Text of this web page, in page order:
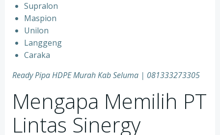
Supralon
Maspion
Unilon
Langgeng
Caraka
Ready Pipa HDPE Murah Kab Seluma | 081333273305
Mengapa Memilih PT
Lintas Sinergy